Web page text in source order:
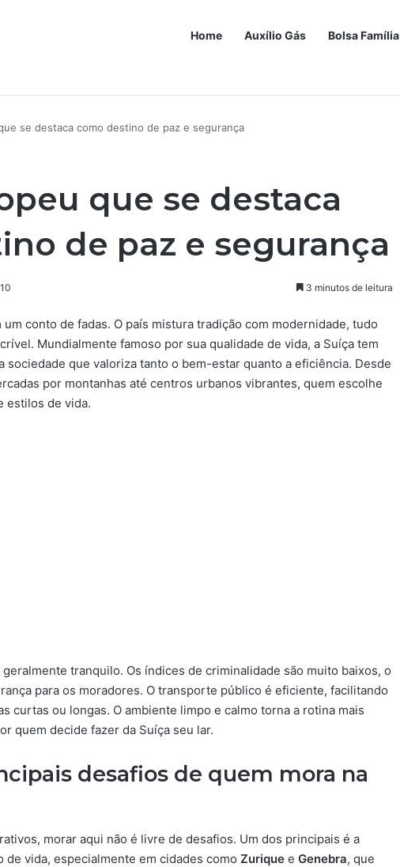
Home Auxílio Gás Bolsa Família
se destaca como destino de paz e segurança
que se destaca
de paz e segurança
3 minutos de leitura
um conto de fadas. O país mistura tradição com modernidade, tudo
Mundialmente famoso por sua qualidade de vida, a Suíça tem
sociedade que valoriza tanto o bem-estar quanto a eficiência. Desde
por montanhas até centros urbanos vibrantes, quem escolhe
estilos de vida.
geralmente tranquilo. Os índices de criminalidade são muito baixos, o
para os moradores. O transporte público é eficiente, facilitando
curtas ou longas. O ambiente limpo e calmo torna a rotina mais
quem decide fazer da Suíça seu lar.
desafios de quem mora na
morar aqui não é livre de desafios. Um dos principais é a
de vida, especialmente em cidades como Zurique e Genebra, que